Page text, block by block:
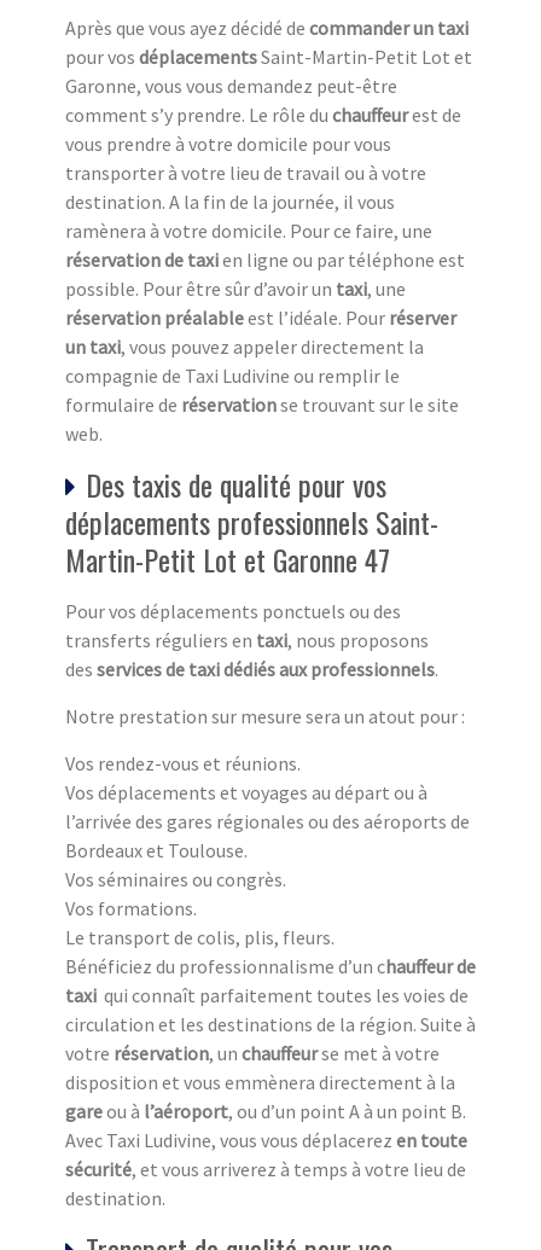
Après que vous ayez décidé de commander un taxi
pour vos déplacementsSaint-Martin-Petit Lot et
Garonne, vous vous demandez peut-être
comment s’y prendre. Le rôle du chauffeurest de
vous prendre à votre domicile pour vous
transporter à votre lieu de travail ou à votre
destination. A la fin de la journée, il vous
ramènera à votre domicile. Pour ce faire, une
réservation de taxien ligne ou par téléphone est
possible. Pour être sûr d’avoir un taxi, une
réservation préalableest l’idéale. Pour réserver
un taxi, vous pouvez appeler directement la
compagnie de Taxi Ludivine ou remplir le
formulaire de réservationse trouvant sur le site
web.
Des taxis de qualité pour vos
déplacements professionnels Saint-
Martin-Petit Lot et Garonne 47
Pour vos déplacements ponctuels ou des
transferts réguliers en taxi, nous proposons
des services de taxi dédiés aux professionnels.
Notre prestation sur mesure sera un atout pour :
Vos rendez-vous et réunions.
Vos déplacements et voyages au départ ou à
l’arrivée des gares régionales ou des aéroports de
Bordeaux et Toulouse.
Vos séminaires ou congrès.
Vos formations.
Le transport de colis, plis, fleurs.
Bénéficiez du professionnalisme d’un chauffeur de
taxi qui connaît parfaitement toutes les voies de
circulation et les destinations de la région. Suite à
votre réservation, un chauffeurse met à votre
disposition et vous emmènera directement à la
gareou à l’aéroport, ou d’un point A à un point B.
Avec Taxi Ludivine, vous vous déplacerez en toute
sécurité, et vous arriverez à temps à votre lieu de
destination.